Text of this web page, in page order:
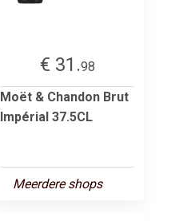
€ 31.98
Moët & Chandon Brut
Impérial 37.5CL
Meerdere shops